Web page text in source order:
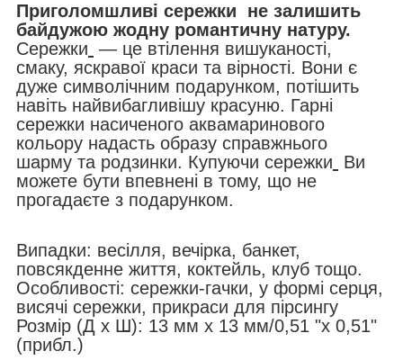
Приголомшливі сережки не залишить
байдужою жодну романтичну натуру.
Сережки — це втілення вишуканості,
смаку, яскравої краси та вірності. Вони є
дуже символічним подарунком, потішить
навіть найвибагливішу красуню. Гарні
сережки насиченого аквамаринового
кольору надасть образу справжнього
шарму та родзинки. Купуючи сережки
Ви
можете бути впевнені в тому, що не
прогадаєте з подарунком.
Випадки: весілля, вечірка, банкет,
повсякденне життя, коктейль, клуб тощо.
Особливості: сережки-гачки, у формі серця,
висячі сережки, прикраси для пірсингу
Розмір (Д x Ш): 13 мм x 13 мм/0,51 "x 0,51"
(прибл.)